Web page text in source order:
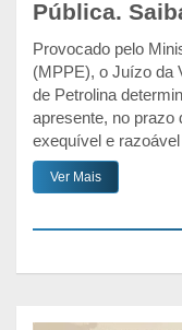
Pública.
Provocado pelo
(MPPE), o Juízo da
de Petrolina
apresente, no prazo
exequível e
Ver Mais